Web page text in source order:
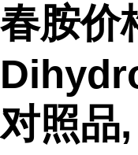
春胺价
对照品